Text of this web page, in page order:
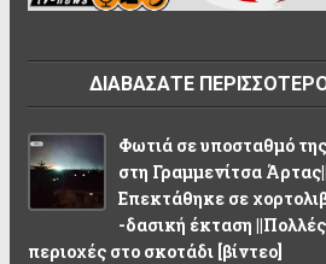
ΔΙΑΒΑΣΑΤΕ
Φωτιά σε υποσταθμό
στη Γραμμενίτσα Άρτας||
Επεκτάθηκε σε
-δασική έκταση ||Πολλές
περιοχές στο σκοτάδι [βίντεο]